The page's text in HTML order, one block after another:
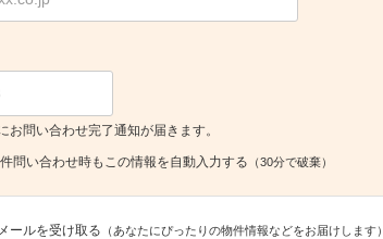
お問い合わせ完了通知が届きます。
問い合わせ時もこの情報を自動入力する （30分で破棄）
ールを受け取る （あなたにぴったりの物件情報などをお届けします）